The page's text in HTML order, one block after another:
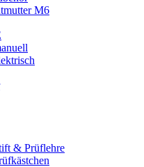
M6
& Prüflehre